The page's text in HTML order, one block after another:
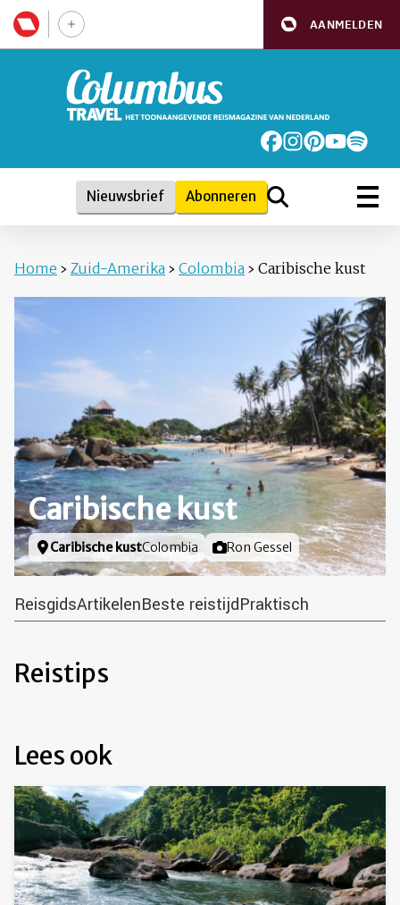
AANMELDEN
Nieuwsbrief Abonneren
Home › Zuid-Amerika › Colombia › Caribische kust
Caribische kust
Locatie
Caribische kustColombia Foto door
Ron Gessel
ReisgidsArtikelenBeste reistijdPraktisch
Reistips
Lees ook